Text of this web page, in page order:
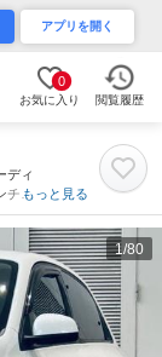
アプリを開く
0
お気に入り 閲覧履歴
ディ
チＡ
ター
もっと見る
1/80